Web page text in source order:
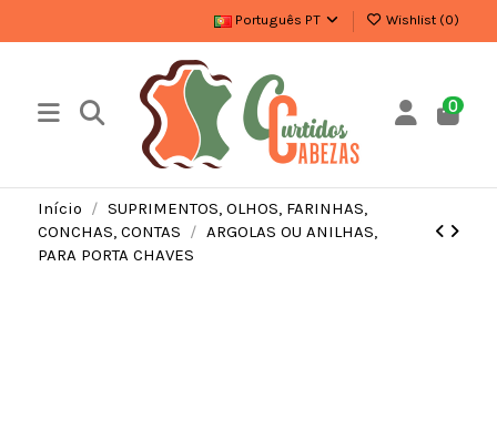
Português PT Wishlist (0)
0
Início
SUPRIMENTOS, OLHOS, FARINHAS,
CONCHAS, CONTAS
ARGOLAS OU ANILHAS,
PARA PORTA CHAVES